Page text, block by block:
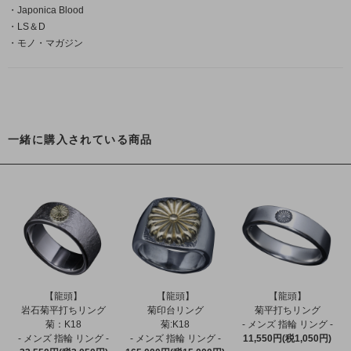
・Japonica Blood
・LS＆D
・モノ・マガジン
一緒に購入されている商品
【龍頭】
岩石菊平打ちリング
菊：K18
- メンズ 指輪 リング -
【龍頭】
菊印台リング
菊:K18
- メンズ 指輪 リング -
【龍頭】
菊平打ちリング
- メンズ 指輪 リング -
11,550円(税1,050円)